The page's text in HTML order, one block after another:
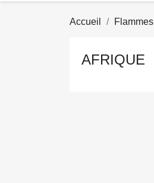
Accueil Flammes
AFRIQUE